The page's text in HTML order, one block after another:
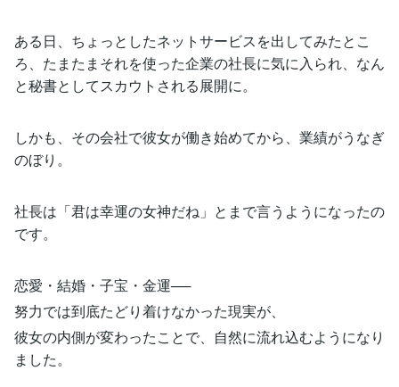
ある日、ちょっとしたネットサービスを出してみたとこ
ろ、たまたまそれを使った企業の社長に気に入られ、なん
と秘書としてスカウトされる展開に。
しかも、その会社で彼女が働き始めてから、業績がうなぎ
のぼり。
社長は「君は幸運の女神だね」とまで言うようになったの
です。
恋愛・結婚・子宝・金運──
努力では到底たどり着けなかった現実が、
彼女の内側が変わったことで、自然に流れ込むようになり
ました。